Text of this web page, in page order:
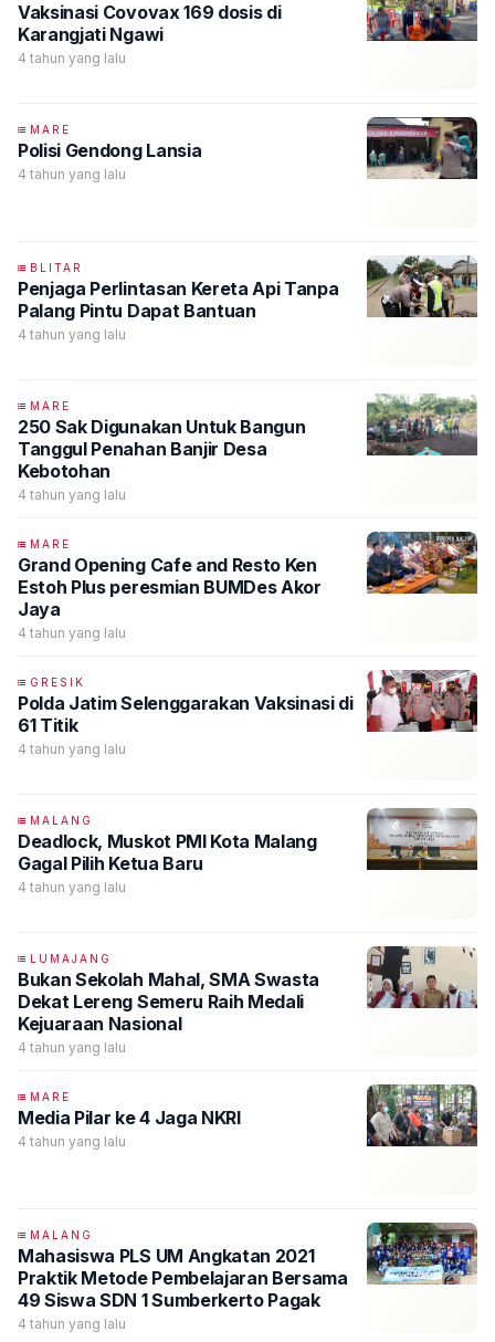
Vaksinasi Covovax 169 dosis di
Karangjati Ngawi
4 tahun yang lalu
MARE
Polisi Gendong Lansia
4 tahun yang lalu
BLITAR
Penjaga Perlintasan Kereta Api Tanpa
Palang Pintu Dapat Bantuan
4 tahun yang lalu
MARE
250 Sak Digunakan Untuk Bangun
Tanggul Penahan Banjir Desa
Kebotohan
4 tahun yang lalu
MARE
Grand Opening Cafe and Resto Ken
Estoh Plus peresmian BUMDes Akor
Jaya
4 tahun yang lalu
GRESIK
Polda Jatim Selenggarakan Vaksinasi di
61 Titik
4 tahun yang lalu
MALANG
Deadlock, Muskot PMI Kota Malang
Gagal Pilih Ketua Baru
4 tahun yang lalu
LUMAJANG
Bukan Sekolah Mahal, SMA Swasta
Dekat Lereng Semeru Raih Medali
Kejuaraan Nasional
4 tahun yang lalu
MARE
Media Pilar ke 4 Jaga NKRI
4 tahun yang lalu
MALANG
Mahasiswa PLS UM Angkatan 2021
Praktik Metode Pembelajaran Bersama
49 Siswa SDN 1 Sumberkerto Pagak
4 tahun yang lalu